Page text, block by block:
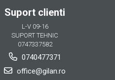
Suport clienti
L-V 09-16
SUPORT TEHNIC
0747337582
0740477371
office@gilan.ro